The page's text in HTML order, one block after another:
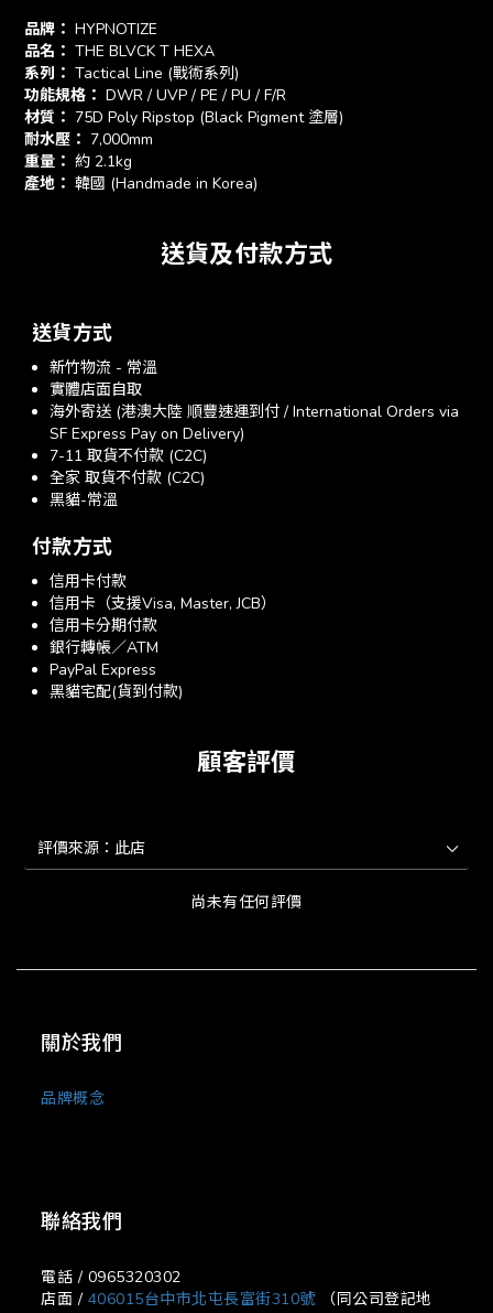
品牌： HYPNOTIZE
品名： THE BLVCK T HEXA
系列： Tactical Line (戰術系列)
功能規格： DWR / UVP / PE / PU / F/R
材質： 75D Poly Ripstop (Black Pigment 塗層)
耐水壓： 7,000mm
重量： 約 2.1kg
產地： 韓國 (Handmade in Korea)
送貨及付款方式
送貨方式
新竹物流 - 常溫
實體店面自取
海外寄送 (港澳大陸 順豐速運到付 / International Orders via
SF Express Pay on Delivery)
7-11 取貨不付款 (C2C)
全家 取貨不付款 (C2C)
黑貓-常溫
付款方式
信用卡付款
信用卡（支援Visa, Master, JCB）
信用卡分期付款
銀行轉帳／ATM
PayPal Express
黑貓宅配(貨到付款)
顧客評價
尚未有任何評價
關於我們
品牌概念
聯絡我們
電話 / 0965320302
店面 / 406015台中市北屯長富街310號（同公司登記地